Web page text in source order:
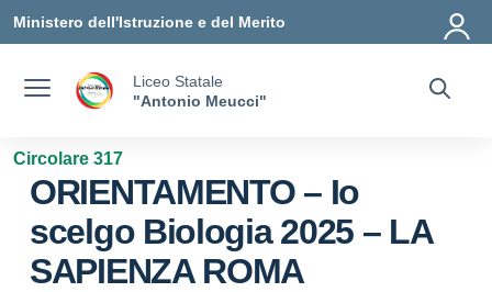
Ministero dell'Istruzione e del Merito
Liceo Statale
"Antonio Meucci"
Circolare 317
ORIENTAMENTO – Io
scelgo Biologia 2025 – LA
SAPIENZA ROMA